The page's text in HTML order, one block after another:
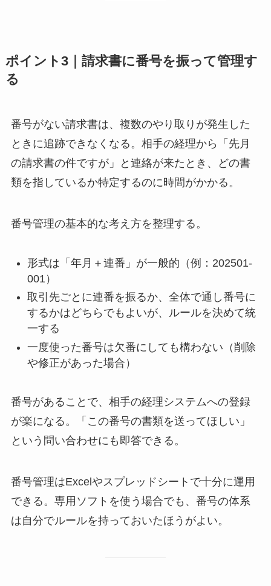
ポイント3｜請求書に番号を振って管理す
る
番号がない請求書は、複数のやり取りが発生した
ときに追跡できなくなる。相手の経理から「先月
の請求書の件ですが」と連絡が来たとき、どの書
類を指しているか特定するのに時間がかかる。
番号管理の基本的な考え方を整理する。
形式は「年月＋連番」が一般的（例：202501-
001）
取引先ごとに連番を振るか、全体で通し番号に
するかはどちらでもよいが、ルールを決めて統
一する
一度使った番号は欠番にしても構わない（削除
や修正があった場合）
番号があることで、相手の経理システムへの登録
が楽になる。「この番号の書類を送ってほしい」
という問い合わせにも即答できる。
番号管理はExcelやスプレッドシートで十分に運用
できる。専用ソフトを使う場合でも、番号の体系
は自分でルールを持っておいたほうがよい。